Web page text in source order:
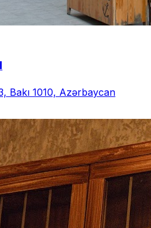
Bakı 1010, Azərbaycan